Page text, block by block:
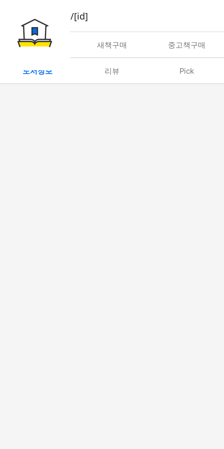
book/rent/[id]
대여 새책구매 중고책구매
도서정보 리뷰 Pick